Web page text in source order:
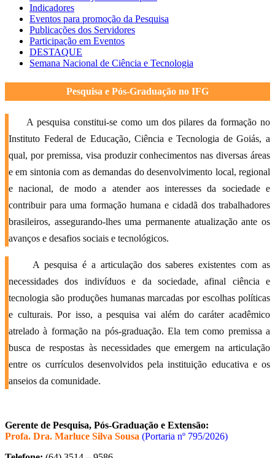
Indicadores
Eventos para promoção da Pesquisa
Publicações dos Servidores
Participação em Eventos
DESTAQUE
Semana Nacional de Ciência e Tecnologia
Pesquisa e Pós-Graduação no IFG
A pesquisa constitui-se como um dos pilares da formação no
Instituto Federal de Educação, Ciência e Tecnologia de Goiás, a
qual, por premissa, visa produzir conhecimentos nas diversas áreas
e em sintonia com as demandas do desenvolvimento local, regional
e nacional, de modo a atender aos interesses da sociedade e
contribuir para uma formação humana e cidadã dos trabalhadores
brasileiros, assegurando-lhes uma permanente atualização ante os
avanços e desafios sociais e tecnológicos.
A pesquisa é a articulação dos saberes existentes com as
necessidades dos indivíduos e da sociedade, afinal ciência e
tecnologia são produções humanas marcadas por escolhas políticas
e culturais. Por isso, a pesquisa vai além do caráter acadêmico
atrelado à formação na pós-graduação. Ela tem como premissa a
busca de respostas às necessidades que emergem na articulação
entre os currículos desenvolvidos pela instituição educativa e os
anseios da comunidade.
Gerente de Pesquisa, Pós-Graduação e Extensão:
Profa. Dra. Marluce Silva Sousa (Portaria nº 795/2026)